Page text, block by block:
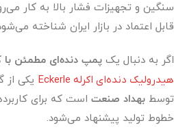
سنگین و تجهیزات فشار بالا به کار
قابل اعتماد در بازار ایران شناخته
اگر به دنبال یک پمپ دنده‌ای مطمئن با
هیدرولیک دنده‌ای اکرله Eckerle
یکی از
توسط بهداد صنعت است که برای
خطوط تولید پیشنهاد می‌شود.